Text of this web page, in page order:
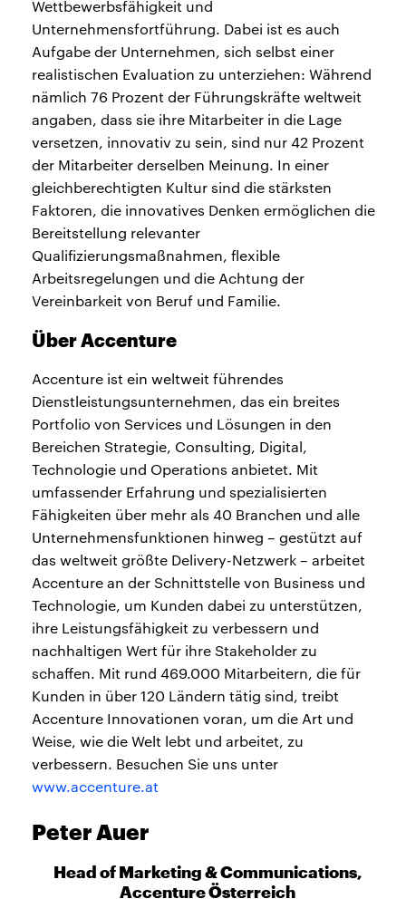
Wettbewerbsfähigkeit und
Unternehmensfortführung. Dabei ist es auch
Aufgabe der Unternehmen, sich selbst einer
realistischen Evaluation zu unterziehen: Während
nämlich 76 Prozent der Führungskräfte weltweit
angaben, dass sie ihre Mitarbeiter in die Lage
versetzen, innovativ zu sein, sind nur 42 Prozent
der Mitarbeiter derselben Meinung. In einer
gleichberechtigten Kultur sind die stärksten
Faktoren, die innovatives Denken ermöglichen die
Bereitstellung relevanter
Qualifizierungsmaßnahmen, flexible
Arbeitsregelungen und die Achtung der
Vereinbarkeit von Beruf und Familie.
Über Accenture
Accenture ist ein weltweit führendes
Dienstleistungsunternehmen, das ein breites
Portfolio von Services und Lösungen in den
Bereichen Strategie, Consulting, Digital,
Technologie und Operations anbietet. Mit
umfassender Erfahrung und spezialisierten
Fähigkeiten über mehr als 40 Branchen und alle
Unternehmensfunktionen hinweg – gestützt auf
das weltweit größte Delivery-Netzwerk – arbeitet
Accenture an der Schnittstelle von Business und
Technologie, um Kunden dabei zu unterstützen,
ihre Leistungsfähigkeit zu verbessern und
nachhaltigen Wert für ihre Stakeholder zu
schaffen. Mit rund 469.000 Mitarbeitern, die für
Kunden in über 120 Ländern tätig sind, treibt
Accenture Innovationen voran, um die Art und
Weise, wie die Welt lebt und arbeitet, zu
verbessern. Besuchen Sie uns unter
www.accenture.at
Peter Auer
Head of Marketing & Communications,
Accenture Österreich